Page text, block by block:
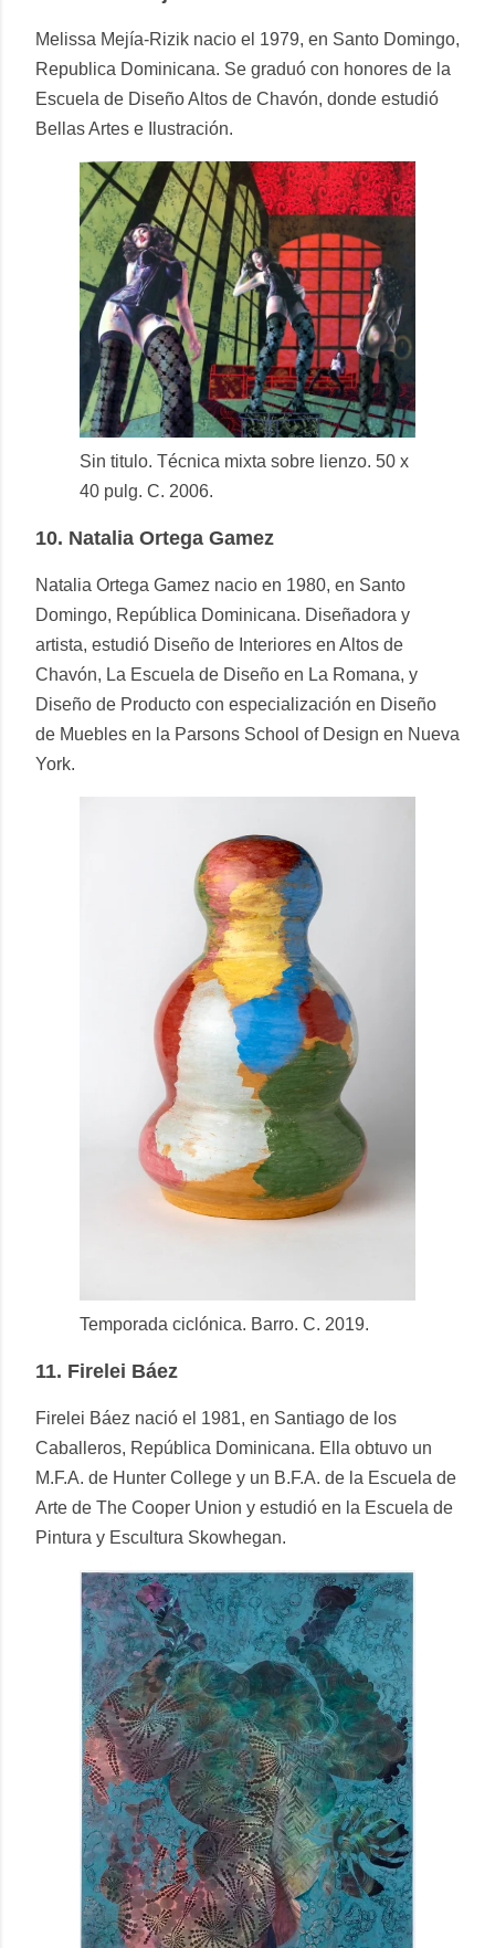
Melissa Mejía-Rizik nacio el 1979, en Santo Domingo,
Republica Dominicana. Se graduó con honores de la
Escuela de Diseño Altos de Chavón, donde estudió
Bellas Artes e Ilustración.
Sin titulo. Técnica mixta sobre lienzo. 50 x
40 pulg. C. 2006.
10. Natalia Ortega Gamez
Natalia Ortega Gamez nacio en 1980, en Santo
Domingo, República Dominicana. Diseñadora y
artista, estudió Diseño de Interiores en Altos de
Chavón, La Escuela de Diseño en La Romana, y
Diseño de Producto con especialización en Diseño
de Muebles en la Parsons School of Design en Nueva
York.
Temporada ciclónica. Barro. C. 2019.
11. Firelei Báez
Firelei Báez nació el 1981, en Santiago de los
Caballeros, República Dominicana. Ella obtuvo un
M.F.A. de Hunter College y un B.F.A. de la Escuela de
Arte de The Cooper Union y estudió en la Escuela de
Pintura y Escultura Skowhegan.